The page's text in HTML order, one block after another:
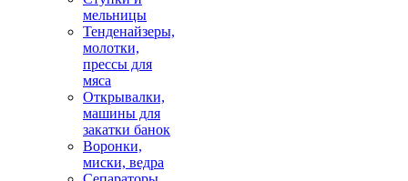
мельницы
Тенденайзеры,
молотки,
прессы для
мяса
Открывалки,
машины для
закатки банок
Воронки,
миски, ведра